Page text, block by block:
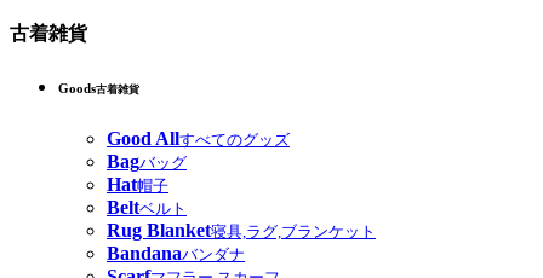
古着雑貨
Goods古着雑貨
Good Allすべてのグッズ
Bagバッグ
Hat帽子
Beltベルト
Rug Blanket寝具,ラグ,ブランケット
Bandanaバンダナ